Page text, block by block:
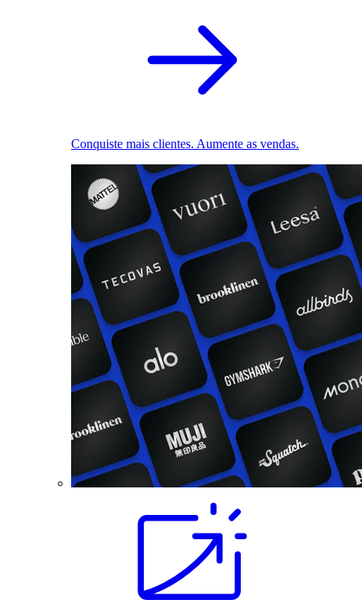
Conquiste mais clientes. Aumente as vendas.